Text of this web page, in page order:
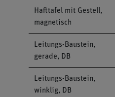
Hafttafel mit Gestell,
magnetisch
Leitungs-Baustein,
gerade, DB
Leitungs-Baustein,
winklig, DB